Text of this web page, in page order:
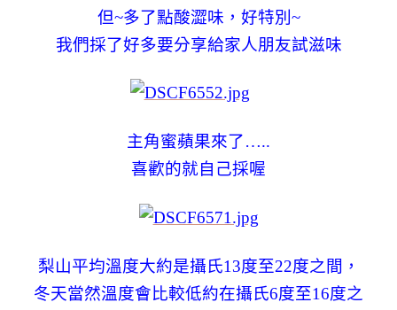
但~多了點酸澀味，好特別~
我們採了好多要分享給家人朋友試滋味
主角蜜蘋果來了…..
喜歡的就自己採喔
梨山平均溫度大約是攝氏13度至22度之間，
冬天當然溫度會比較低約在攝氏6度至16度之